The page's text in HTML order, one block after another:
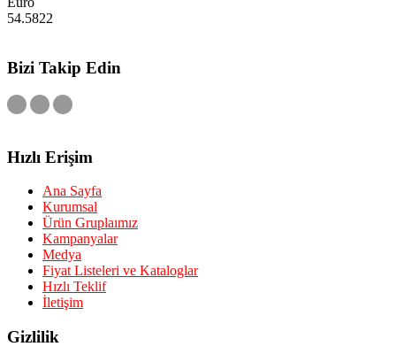
54.5822
Bizi Takip Edin
Hızlı Erişim
Ana Sayfa
Kurumsal
Ürün Gruplaımız
Kampanyalar
Medya
Fiyat Listeleri ve Kataloglar
Hızlı Teklif
İletişim
Gizlilik